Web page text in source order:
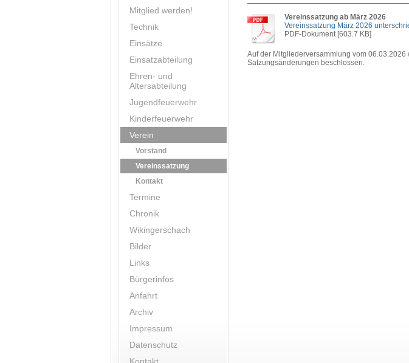
Mitglied werden!
Technik
Einsätze
Einsatzabteilung
Ehren- und
Altersabteilung
Jugendfeuerwehr
Kinderfeuerwehr
Verein
Vorstand
Vereinssatzung
Kontakt
Termine
Chronik
Wikingerschach
Bilder
Links
Bürgerinfos
Anfahrt
Archiv
Impressum
Datenschutz
Vereinssatzung ab März 2026
Vereinssatzung März 2026
PDF-Dokument [603.7 KB]
Auf der Mitgliederversammlung vom 06.03.2026
Satzungsänderungen beschlossen.